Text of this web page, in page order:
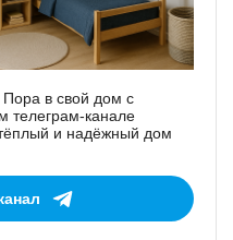
Пора в свой дом с
телеграм-канале
и надёжный дом